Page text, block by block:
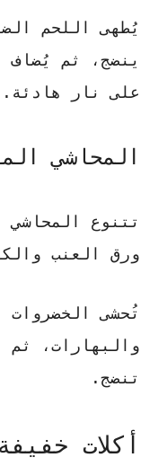
يُطهى اللحم
ينضج، ثم يُضاف
على نار هادئة.
المحاشي
تتنوع المحاشي
ورق العنب
تُحشى الخضروات
والبهارات،
تنضج.
أكلات